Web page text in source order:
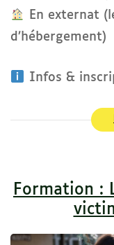
En externat
d’hébergement)
Infos &
Formation :